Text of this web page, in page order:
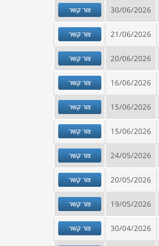
30/06/2026 צור קשר
21/06/2026 צור קשר
20/06/2026 צור קשר
16/06/2026 צור קשר
15/06/2026 צור קשר
15/06/2026 צור קשר
24/05/2026 צור קשר
20/05/2026 צור קשר
19/05/2026 צור קשר
30/04/2026 צור קשר